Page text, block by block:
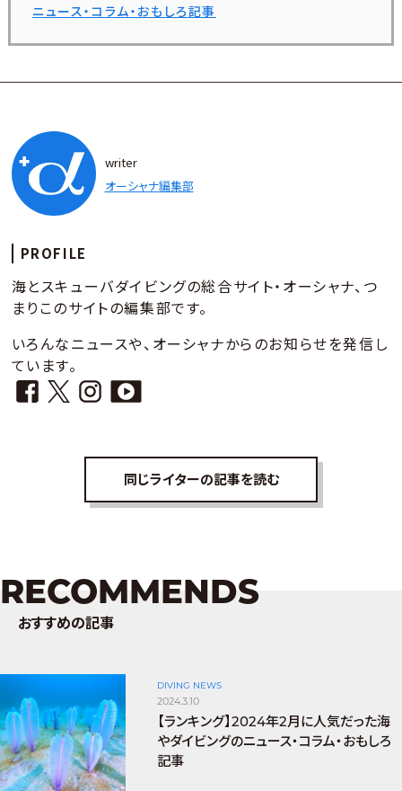
ニュース・コラム・おもしろ記事
writer
オーシャナ編集部
PROFILE
海とスキューバダイビングの総合サイト・オーシャナ、つ
まりこのサイトの編集部です。
いろんなニュースや、オーシャナからのお知らせを発信し
ています。
同じライターの記事を読む
RECOMMENDS
おすすめの記事
DIVING NEWS
2024.3.10
【ランキング】2024年2月に人気だった海
やダイビングのニュース・コラム・おもしろ
記事